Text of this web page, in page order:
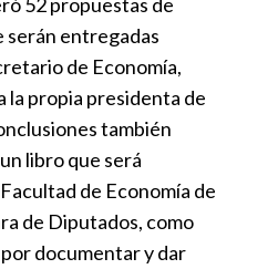
serán entregadas
de Economía,
la propia presidenta de
también
libro que será
de Economía de
de Diputados, como
documentar y dar